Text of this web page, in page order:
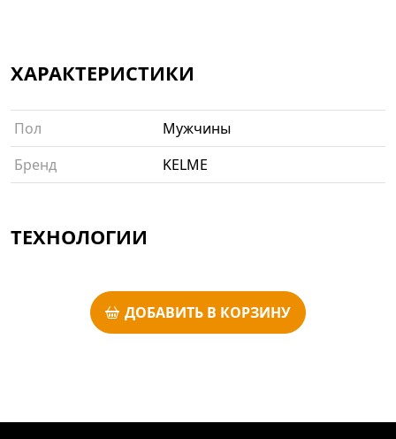
ХАРАКТЕРИСТИКИ
Пол
Мужчины
Бренд
KELME
ТЕХНОЛОГИИ
ДОБАВИТЬ В КОРЗИНУ